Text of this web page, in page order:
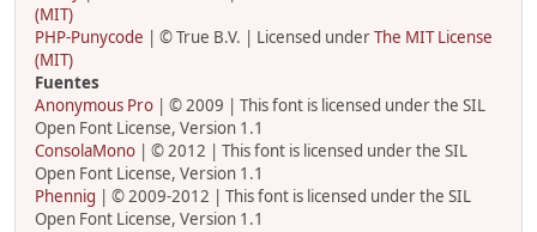
(MIT)
PHP-Punycode | © True B.V. | Licensed underThe MIT License
(MIT)
Fuentes
Anonymous Pro | © 2009 | This font is licensed under the SIL
Open Font License, Version 1.1
ConsolaMono | © 2012 | This font is licensed under the SIL
Open Font License, Version 1.1
Phennig | © 2009-2012 | This font is licensed under the SIL
Open Font License, Version 1.1